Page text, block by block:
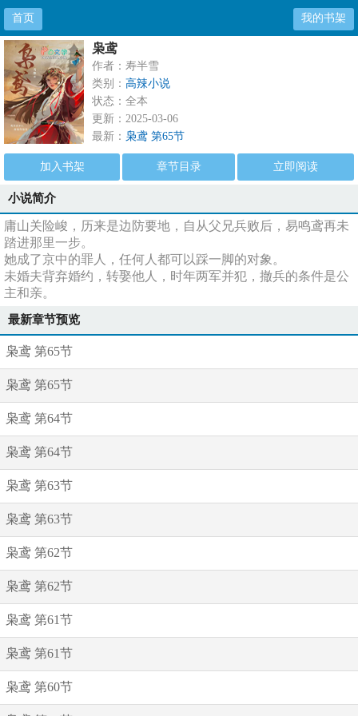
首页 我的书架
枭鸢
作者：寿半雪
类别： 高辣小说
状态：全本
更新：2025-03-06
最新： 枭鸢 第65节
加入书架 章节目录 立即阅读
小说简介
庸山关险峻，历来是边防要地，自从父兄兵败后，易鸣鸢再未
踏进那里一步。
她成了京中的罪人，任何人都可以踩一脚的对象。
未婚夫背弃婚约，转娶他人，时年两军并犯，撤兵的条件是公
主和亲。
最新章节预览
枭鸢 第65节
枭鸢 第65节
枭鸢 第64节
枭鸢 第64节
枭鸢 第63节
枭鸢 第63节
枭鸢 第62节
枭鸢 第62节
枭鸢 第61节
枭鸢 第61节
枭鸢 第60节